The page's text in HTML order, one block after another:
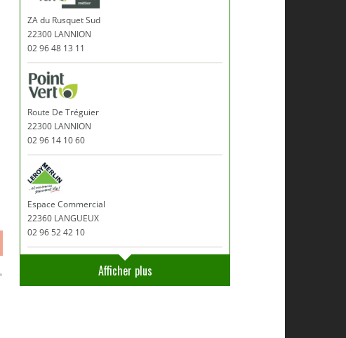
ZA du Rusquet Sud
22300 LANNION
02 96 48 13 11
Route De Tréguier
22300 LANNION
02 96 14 10 60
Espace Commercial
22360 LANGUEUX
02 96 52 42 10
Afficher plus